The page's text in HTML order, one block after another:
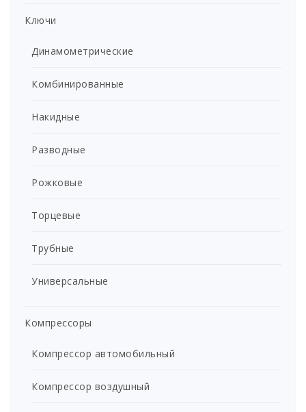
Ключи
Динамометрические
Комбинированные
Накидные
Разводные
Рожковые
Торцевые
Трубные
Универсальные
Компрессоры
Компрессор автомобильный
Компрессор воздушный